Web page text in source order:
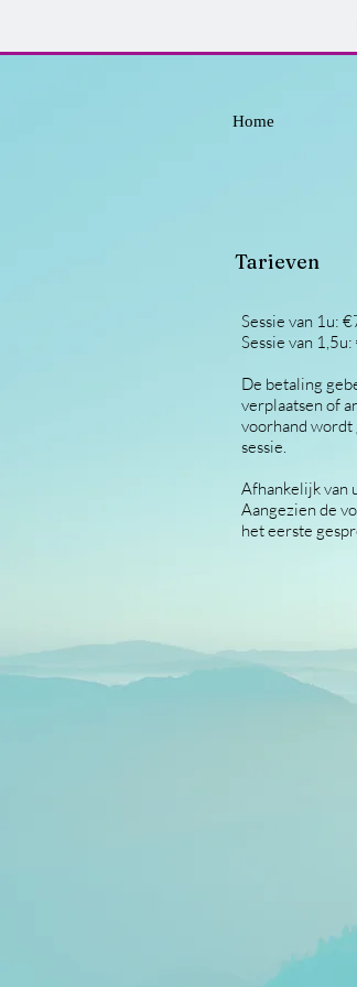
Home
Tarieven
Sessie van 1u:
Sessie van
De betaling
verplaatsen of
voorhand wordt
sessie.
Afhankelijk van
Aangezien de
het eerste